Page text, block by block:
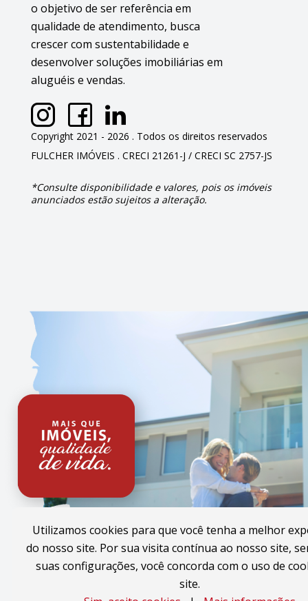
Utilizamos cookies para que você tenha a melhor
do nosso site. Por sua visita contínua ao nosso site,
suas configurações, você concorda com o uso de
site.
Copyright 2021 - 2026 . Todos os direitos reservados
FULCHER IMÓVEIS . CRECI 21261-J / CRECI SC 2757-JS
*Consulte disponibilidade e valores, pois os imóveis
anunciados estão sujeitos a alteração.
o objetivo de ser referência em
qualidade de atendimento, busca
crescer com sustentabilidade e
desenvolver soluções imobiliárias em
aluguéis e vendas.